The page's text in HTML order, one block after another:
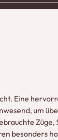
Eine
um
Züge,
besonders